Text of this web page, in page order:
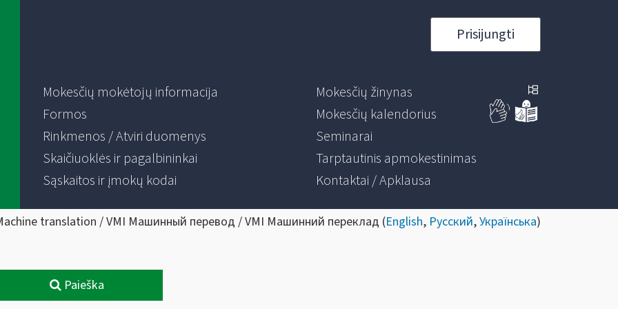
Prisijungti
Mokesčių mokėtojų informacija
Formos
Rinkmenos / Atviri duomenys
Skaičiuoklės ir pagalbininkai
Sąskaitos ir įmokų kodai
Mokesčių žinynas
Mokesčių kalendorius
Seminarai
Tarptautinis apmokestinimas
Kontaktai / Apklausa
translation / VMI Машинный перевод / VMI Машинний переклад (English, Русский,Українська)
Paieška